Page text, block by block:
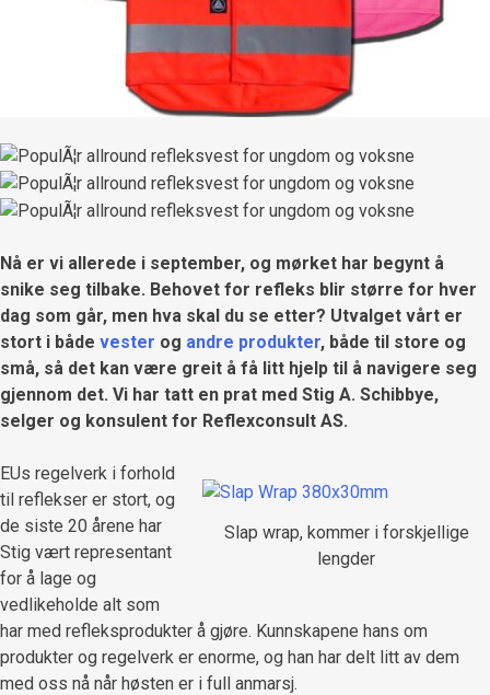
Nå er vi allerede i september, og mørket har begynt å
snike seg tilbake. Behovet for refleks blir større for hver
dag som går, men hva skal du se etter? Utvalget vårt er
stort i både vester og andre produkter, både til store og
små, så det kan være greit å få litt hjelp til å navigere seg
gjennom det. Vi har tatt en prat med Stig A. Schibbye,
selger og konsulent for Reflexconsult AS.
Slap wrap, kommer i forskjellige
lengder
EUs regelverk i forhold
til reflekser er stort, og
de siste 20 årene har
Stig vært representant
for å lage og
vedlikeholde alt som
har med refleksprodukter å gjøre. Kunnskapene hans om
produkter og regelverk er enorme, og han har delt litt av dem
med oss nå når høsten er i full anmarsj.